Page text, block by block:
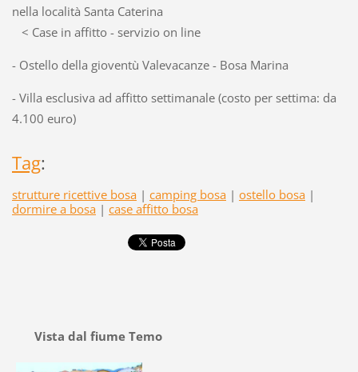
nella località Santa Caterina
< Case in affitto - servizio on line
- Ostello della gioventù Valevacanze - Bosa Marina
- Villa esclusiva ad affitto settimanale (costo per settima: da
4.100 euro)
Tag:
strutture ricettive bosa | camping bosa | ostello bosa |
dormire a bosa | case affitto bosa
Vista dal fiume Temo